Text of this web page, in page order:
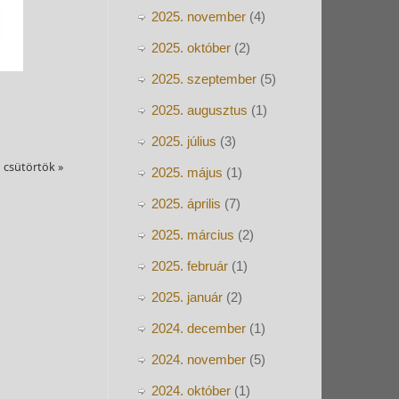
csütörtök»
2025. november (4)
2025. október (2)
2025. szeptember (5)
2025. augusztus (1)
2025. július (3)
2025. május (1)
2025. április (7)
2025. március (2)
2025. február (1)
2025. január (2)
2024. december (1)
2024. november (5)
2024. október (1)